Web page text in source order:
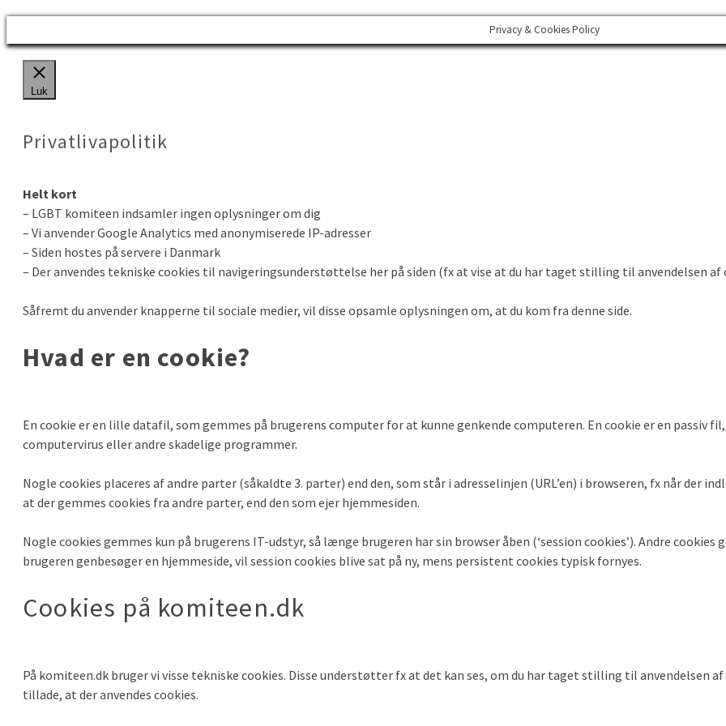
Privacy & Cookies Policy
Luk
Privatlivapolitik
Helt kort
– LGBT komiteen indsamler ingen oplysninger om dig
– Vi anvender Google Analytics med anonymiserede IP-adresser
– Siden hostes på servere i Danmark
– Der anvendes tekniske cookies til navigeringsunderstøttelse her på siden (fx at vise at du har taget stilling til anvendelsen af
Såfremt du anvender knapperne til sociale medier, vil disse opsamle oplysningen om, at du kom fra denne side.
Hvad er en cookie?
En cookie er en lille datafil, som gemmes på brugerens computer for at kunne genkende computeren. En cookie er en passiv
computervirus eller andre skadelige programmer.
Nogle cookies placeres af andre parter (såkaldte 3. parter) end den, som står i adresselinjen (URL’en) i browseren, fx når der
at der gemmes cookies fra andre parter, end den som ejer hjemmesiden.
Nogle cookies gemmes kun på brugerens IT-udstyr, så længe brugeren har sin browser åben (‘session cookies’). Andre
brugeren genbesøger en hjemmeside, vil session cookies blive sat på ny, mens persistent cookies typisk fornyes.
Cookies på komiteen.dk
På komiteen.dk bruger vi visse tekniske cookies. Disse understøtter fx at det kan ses, om du har taget stilling til anvendelsen
tillade, at der anvendes cookies.